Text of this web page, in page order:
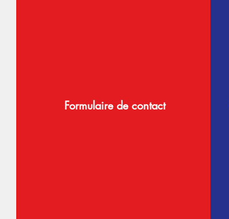
Formulaire de contact